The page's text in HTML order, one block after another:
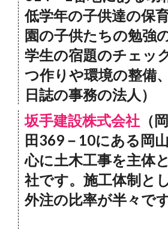
低学年の子供達の保
園の子供たちの勉強
学生の宿題のチェッ
つ作りや環境の整備
日誌の事務の法人）
坂手建設株式会社 （
田369－10にある岡
心に土木工事を主体
社です。施工体制と
外注の比率が半々で